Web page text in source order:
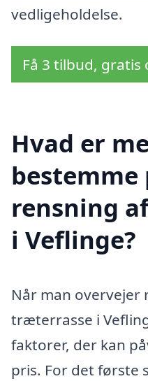
vedligeholdelse.
Få 3 tilbud,
Hvad er
bestemme
rensning
i Veflinge?
Når man overvejer
træterrasse i
faktorer, der kan
pris. For det første